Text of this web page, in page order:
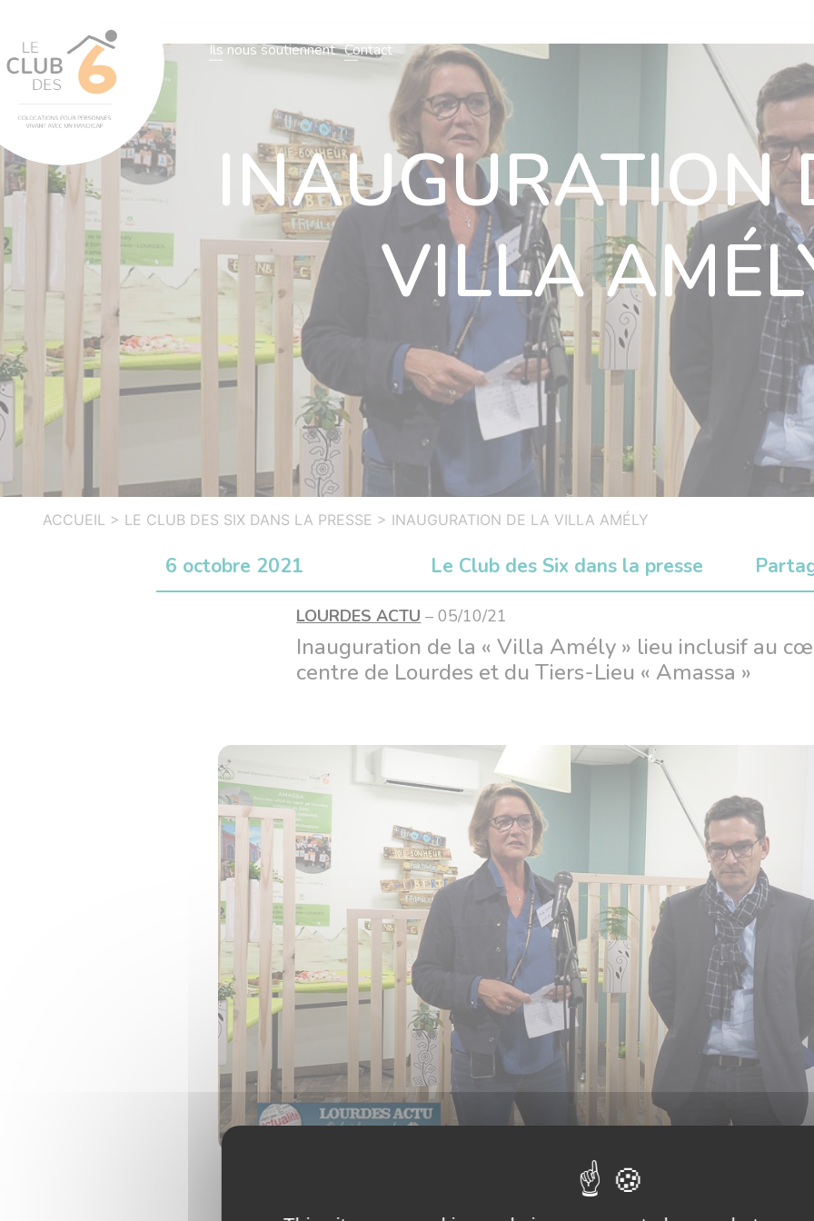
Ils nous soutiennent Contact
Notre organisation Nos villas Nous rejoindre Nous soutenir Contact
INAUGURATION
VILLA
ACCUEIL > LE CLUB DES SIX DANS LA PRESSE > INAUGURATION DE LA VILLA AMÉLY
6 octobre 2021 Le Club des Six dans la presse
LOURDES ACTU – 05/10/21
Inauguration de la « Villa Amély » lieu inclusif au
centre de Lourdes et du Tiers-Lieu « Amassa »
@Lourdes Actu - 05/10/21 - Maïlys CANTZLER fondatrice du projet « Le Club des Six